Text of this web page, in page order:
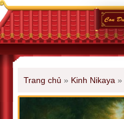
Trang chủ » Kinh Nikaya »